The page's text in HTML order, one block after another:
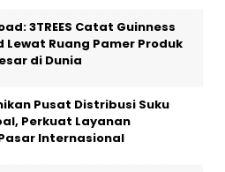
3TREES Catat Guinness
Lewat Ruang Pamer Produk
di Dunia
Pusat Distribusi Suku
Perkuat Layanan
Internasional